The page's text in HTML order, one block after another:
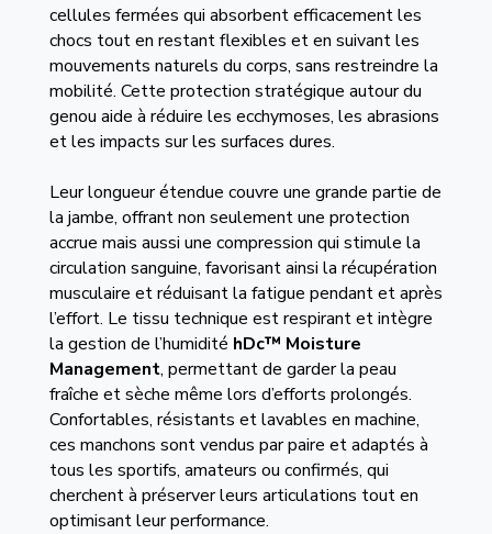
cellules fermées qui absorbent efficacement les
chocs tout en restant flexibles et en suivant les
mouvements naturels du corps, sans restreindre la
mobilité. Cette protection stratégique autour du
genou aide à réduire les ecchymoses, les abrasions
et les impacts sur les surfaces dures.
Leur longueur étendue couvre une grande partie de
la jambe, offrant non seulement une protection
accrue mais aussi une compression qui stimule la
circulation sanguine, favorisant ainsi la récupération
musculaire et réduisant la fatigue pendant et après
l’effort. Le tissu technique est respirant et intègre
la gestion de l’humidité hDc™ Moisture
Management, permettant de garder la peau
fraîche et sèche même lors d’efforts prolongés.
Confortables, résistants et lavables en machine,
ces manchons sont vendus par paire et adaptés à
tous les sportifs, amateurs ou confirmés, qui
cherchent à préserver leurs articulations tout en
optimisant leur performance.